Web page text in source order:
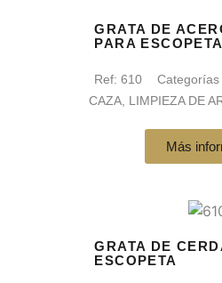
GRATA DE
PARA ESCOPETA
Ref:610 Categorías
CAZA, LIMPIEZA DE
Más
GRATA DE
ESCOPETA